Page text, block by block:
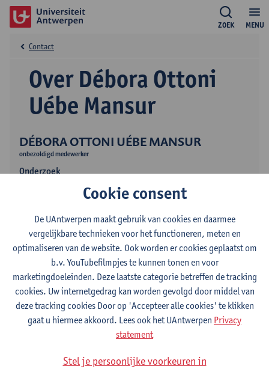
MENU
ZOEK
DÉBORA OTTONI UÉBE MANSUR
onbezoldigd medewerker
Onderzoek
Over Débora Ottoni
Uébe Mansur
Contact
Contact
Stadscampus
Cookie consent
De UAntwerpen maakt gebruik van cookies en daarmee
vergelijkbare technieken voor het functioneren, meten en
optimaliseren van de website. Ook worden er cookies geplaatst om
b.v. YouTubefilmpjes te kunnen tonen en voor
marketingdoeleinden. Deze laatste categorie betreffen de tracking
cookies. Uw internetgedrag kan worden gevolgd door middel van
deze tracking cookies Door op 'Accepteer alle cookies' te klikken
gaat u hiermee akkoord. Lees ook het UAntwerpen Privacy
statement
Stel je persoonlijke voorkeuren in